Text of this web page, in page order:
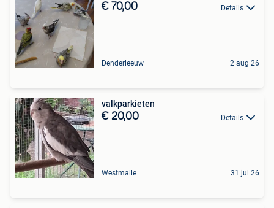
€ 70,00 Details
Denderleeuw 2 aug 26
valkparkieten
€ 20,00 Details
Westmalle 31 jul 26